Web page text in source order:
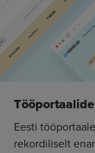
Eesti
rekordiliselt